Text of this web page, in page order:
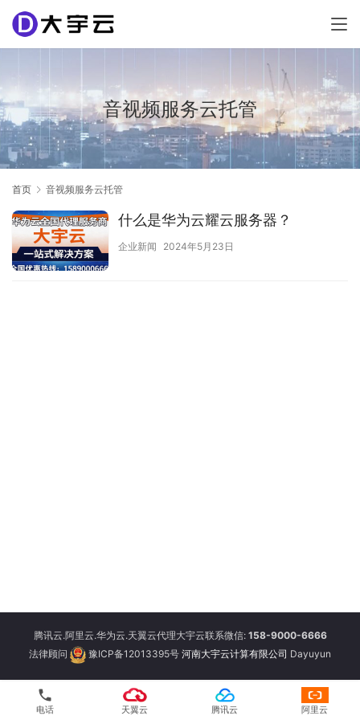
音视频服务云托管
首页 音视频服务云托管
什么是华为云耀云服务器？
企业新闻 2024年5月23日
腾讯云.阿里云.华为云.天翼云代理大宇云联系微信: 158-9000-6666
法律顾问
豫ICP备12013395号 河南大宇云计算有限公司 Dayuyun
phone
电话 天翼云 腾讯云 阿里云